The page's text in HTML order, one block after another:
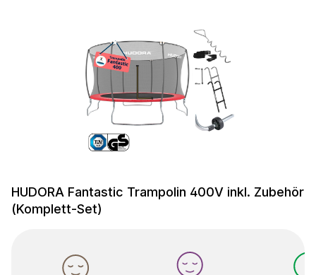
HUDORA Fantastic Trampolin 400V inkl. Zubehör
(Komplett-Set)